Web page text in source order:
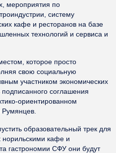
мероприятия по
систему
кафе и ресторанов на базе
технологий и сервиса и
которое просто
свою социальную
участником экономических
соглашения
ориентированном
образовательный трек для
кафе и
гастрономии СФУ они будут